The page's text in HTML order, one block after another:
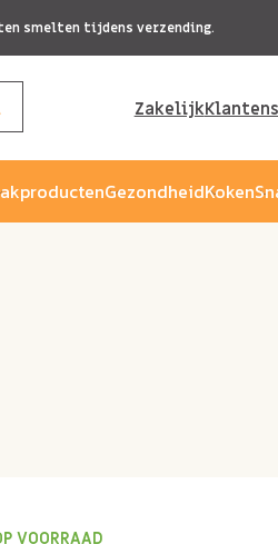
smelten tijdens verzending.
Zakelijk
GezondheidKoken
VOORRAAD